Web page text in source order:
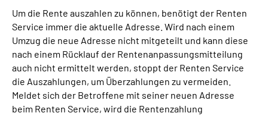
Um die Rente auszahlen zu können, benötigt der Renten
Service immer die aktuelle Adresse. Wird nach einem
Umzug die neue Adresse nicht mitgeteilt und kann diese
nach einem Rücklauf der Rentenanpassungsmitteilung
auch nicht ermittelt werden, stoppt der Renten Service
die Auszahlungen, um Überzahlungen zu vermeiden.
Meldet sich der Betroffene mit seiner neuen Adresse
beim Renten Service, wird die Rentenzahlung